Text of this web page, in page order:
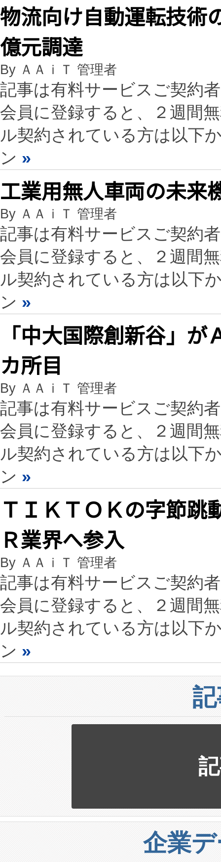
物流向け自動運転技術
億元調達
By ＡＡｉＴ 管理者
記事は有料サービスご契約
会員に登録すると、２週間
ル契約されている方は以下
ン »
工業用無人車両の未来
By ＡＡｉＴ 管理者
記事は有料サービスご契約
会員に登録すると、２週間
ル契約されている方は以下
ン »
「中大国際創新谷」
カ所目
By ＡＡｉＴ 管理者
記事は有料サービスご契約
会員に登録すると、２週間
ル契約されている方は以下
ン »
ＴＩＫＴＯＫの字節跳
Ｒ業界へ参入
By ＡＡｉＴ 管理者
記事は有料サービスご契約
会員に登録すると、２週間
ル契約されている方は以下
ン »
企業